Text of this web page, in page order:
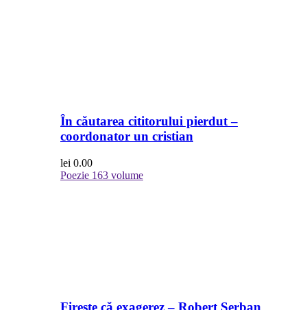
În căutarea cititorului pierdut –
coordonator un cristian
lei 0.00
Poezie 163 volume